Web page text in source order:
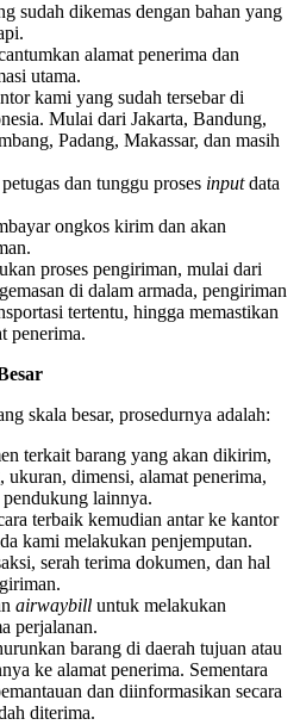
sudah dikemas dengan bahan yang
alamat penerima dan
utama.
kami yang sudah tersebar di
Mulai dari Jakarta, Bandung,
Padang, Makassar, dan masih
dan tunggu proses inputdata
ongkos kirim dan akan
proses pengiriman, mulai dari
di dalam armada, pengiriman
tertentu, hingga memastikan
penerima.
skala besar, prosedurnya adalah:
terkait barang yang akan dikirim,
ukuran, dimensi, alamat penerima,
lainnya.
terbaik kemudian antar ke kantor
kami melakukan penjemputan.
serah terima dokumen, dan hal
airwaybill untuk melakukan
perjalanan.
barang di daerah tujuan atau
ke alamat penerima. Sementara
dan diinformasikan secara
diterima.